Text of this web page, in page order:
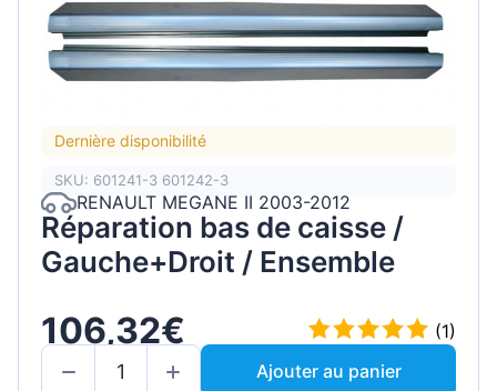
Dernière disponibilité
SKU: 601241-3 601242-3
RENAULT MEGANE II 2003-2012
Réparation bas de caisse /
Gauche+Droit / Ensemble
106,32€
(1)
Ajouter au panier